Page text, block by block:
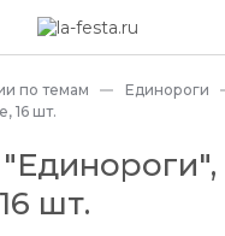
по темам Единороги
16 шт.
шт.